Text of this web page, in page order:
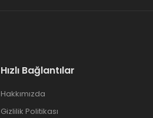
Hızlı Bağlantılar
Hakkımızda
Gizlilik Politikası